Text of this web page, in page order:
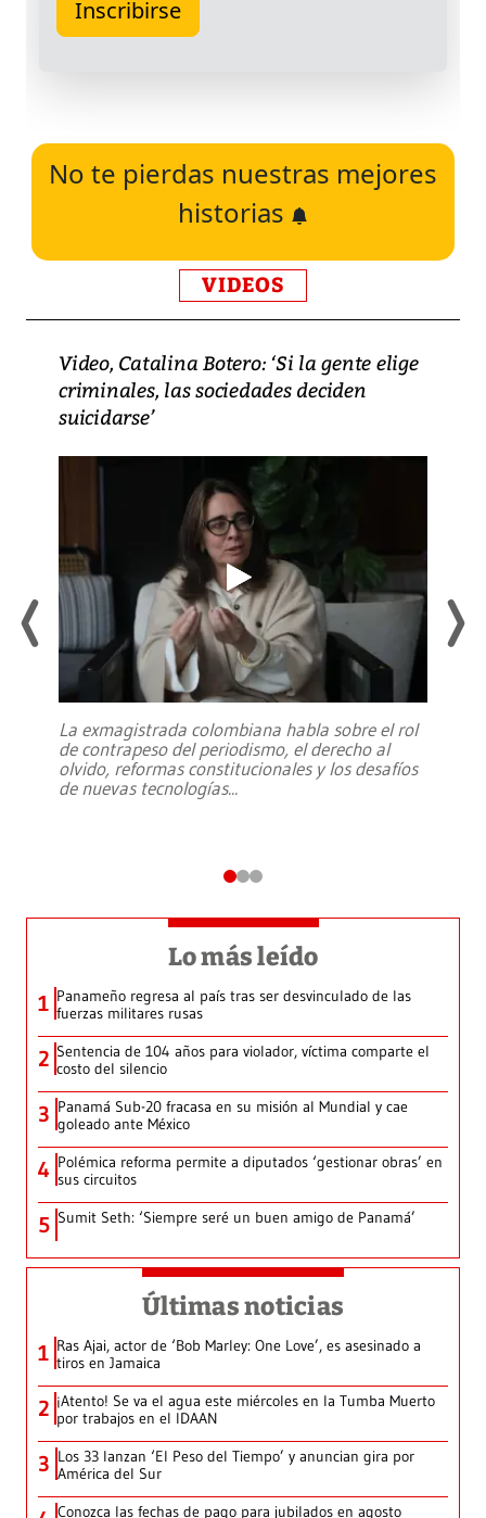
No te pierdas nuestras mejores
historias
VIDEOS
Video, Catalina Botero: ‘Si la gente elige
criminales, las sociedades deciden
suicidarse’
La exmagistrada colombiana habla sobre el rol
de contrapeso del periodismo, el derecho al
olvido, reformas constitucionales y los desafíos
de nuevas tecnologías...
Lo más leído
1 Panameño regresa al país tras ser desvinculado de las
fuerzas militares rusas
2 Sentencia de 104 años para violador, víctima comparte el
costo del silencio
3 Panamá Sub-20 fracasa en su misión al Mundial y cae
goleado ante México
4 Polémica reforma permite a diputados ‘gestionar obras’ en
sus circuitos
5 Sumit Seth: ‘Siempre seré un buen amigo de Panamá’
Últimas noticias
1 Ras Ajai, actor de ‘Bob Marley: One Love’, es asesinado a
tiros en Jamaica
2 ¡Atento! Se va el agua este miércoles en la Tumba Muerto
por trabajos en el IDAAN
3 Los 33 lanzan ‘El Peso del Tiempo’ y anuncian gira por
América del Sur
Conozca las fechas de pago para jubilados en agosto